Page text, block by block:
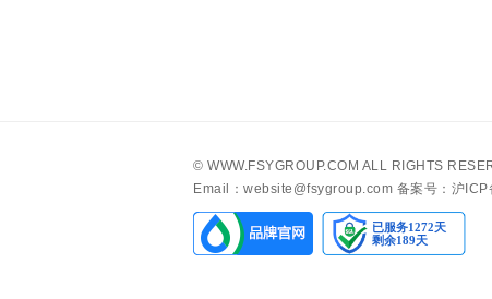
© WWW.FSYGROUP.COM ALL RIGHTS
Email：website@fsygroup.com 备案号：沪